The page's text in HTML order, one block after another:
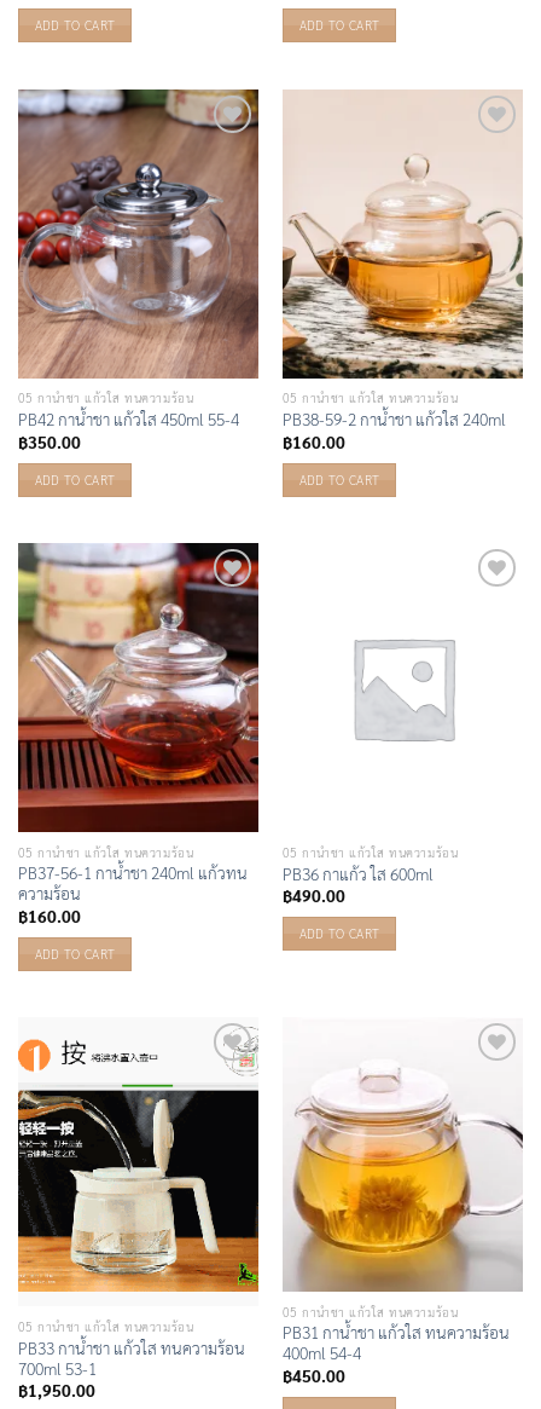
ADD TO CART ADD TO CART
05 กาน้ำชา แก้วใส ทนความร้อน
PB42 กาน้ำชา แก้วใส 450ml 55-4
฿350.00
ADD TO CART
05 กาน้ำชา แก้วใส ทนความร้อน
PB38-59-2 กาน้ำชา แก้วใส 240ml
฿160.00
ADD TO CART
Add to
Wishlist
05 กาน้ำชา แก้วใส ทนความร้อน
PB37-56-1 กาน้ำชา 240ml แก้วทน
ความร้อน
฿160.00
ADD TO CART
05 กาน้ำชา แก้วใส ทนความร้อน
PB36 กาแก้ว ใส 600ml
฿490.00
ADD TO CART
Add to
Wishlist
05 กาน้ำชา แก้วใส ทนความร้อน
PB33 กาน้ำชา แก้วใส ทนความร้อน
700ml 53-1
฿1,950.00
05 กาน้ำชา แก้วใส ทนความร้อน
PB31 กาน้ำชา แก้วใส ทนความร้อน
400ml 54-4
฿450.00